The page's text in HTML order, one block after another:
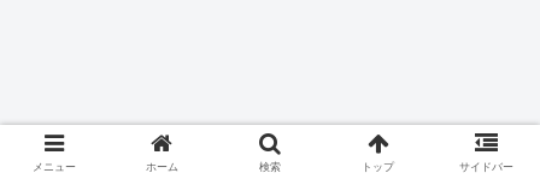
メニュー ホーム 検索 トップ サイドバー